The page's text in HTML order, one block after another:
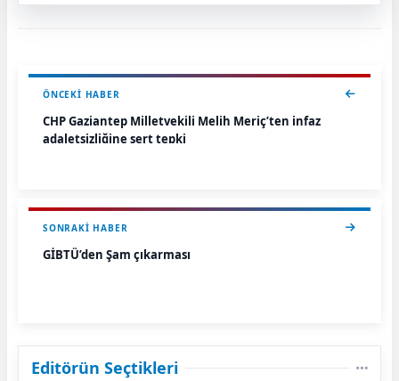
ÖNCEKI HABER
CHP Gaziantep Milletvekili Melih Meriç’ten infaz
adaletsizliğine sert tepki
SONRAKI HABER
GİBTÜ’den Şam çıkarması
Editörün Seçtikleri